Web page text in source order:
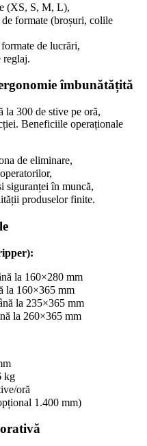
(XS, S, M, L),
formate (broșuri, colile
de lucrări,
reglaj.
îmbunătățită
la 300 de stive pe oră,
Beneficiile operaționale
de eliminare,
siguranței în muncă,
produselor finite.
la 160×280 mm
la 160×365 mm
la 235×365 mm
la 260×365 mm
kg
oră
1.400 mm)